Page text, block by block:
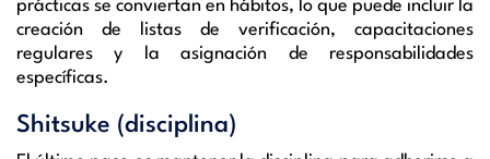
prácticas se conviertan en hábitos, lo que puede incluir la
creación de listas de verificación, capacitaciones
regulares y la asignación de responsabilidades
específicas.
Shitsuke (disciplina)